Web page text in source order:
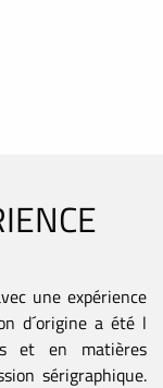
une expérience
d´origine a été l
et en matières
sérigraphique.